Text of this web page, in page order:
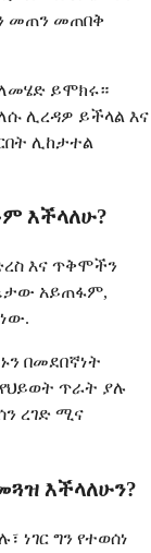
መጠን መጠበቅ
ይሞክሩ።
ሊረዳዎ ይችላል እና
ሊከታተል
እችላለሁ?
እና ጥቅሞችን
​​አይጠፋም,
በመደበኛነት
የህይወት ጥራት ያሉ
ረገድ ሚና
እችላለሁን?
ነገር ግን የተወሰነ